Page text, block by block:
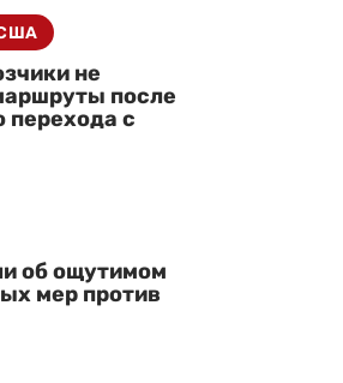
не
после
перехода с
США
об ощутимом
мер против